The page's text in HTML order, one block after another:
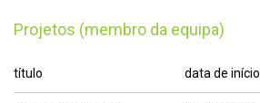
Projetos (membro da equipa)
título data de início